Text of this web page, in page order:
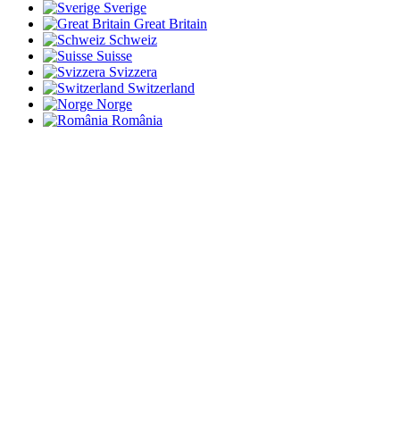
Sverige
Great Britain
Schweiz
Suisse
Svizzera
Switzerland
Norge
România